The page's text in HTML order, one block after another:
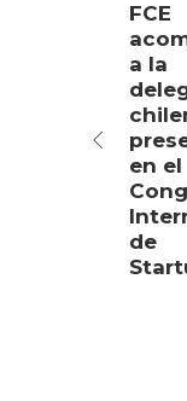
FCE
a la
en el
de